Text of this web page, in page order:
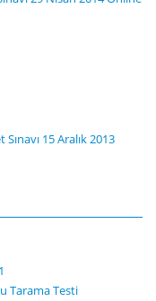
15 Aralık 2013
Tarama Testi